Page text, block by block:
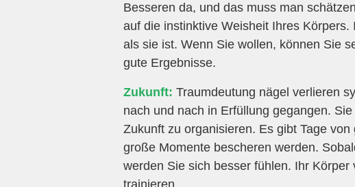
Besseren da, und das muss man
auf die instinktive Weisheit Ihres
als sie ist. Wenn Sie wollen, können Sie
gute Ergebnisse.
Zukunft: Traumdeutung nägel verlieren
nach und nach in Erfüllung gegangen.
Zukunft zu organisieren. Es gibt Tage
große Momente bescheren werden.
werden Sie sich besser fühlen. Ihr